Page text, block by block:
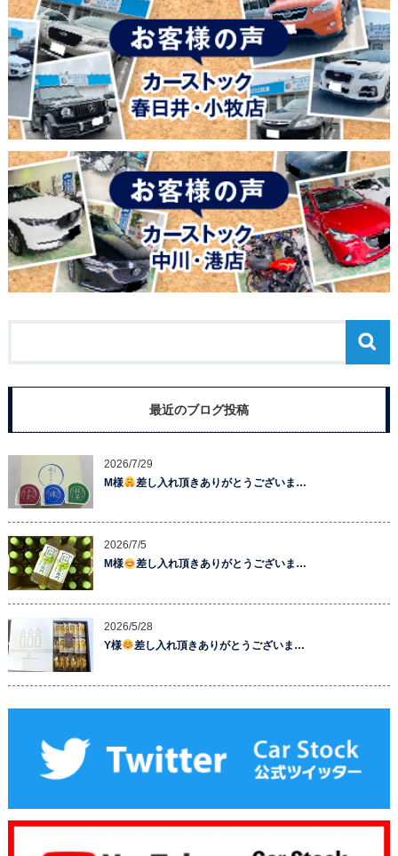
最近のブログ投稿
2026/7/29
M様
差し入れ頂きありがとうございま…
2026/7/5
M様
差し入れ頂きありがとうございま…
2026/5/28
Y様
差し入れ頂きありがとうございま…